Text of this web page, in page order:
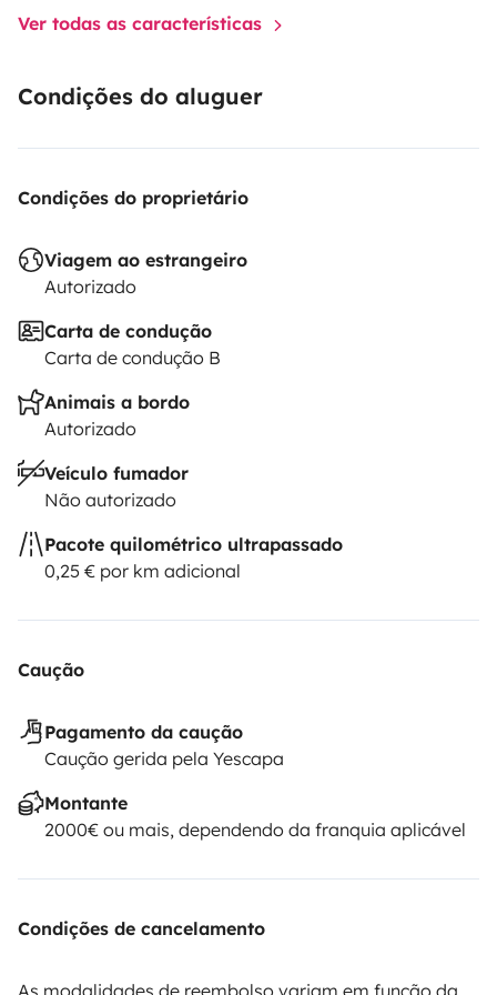
Ver todas as características
Condições do aluguer
Condições do proprietário
Viagem ao estrangeiro
Autorizado
Carta de condução
Carta de condução B
Animais a bordo
Autorizado
Veículo fumador
Não autorizado
Pacote quilométrico ultrapassado
0,25 € por km adicional
Caução
Pagamento da caução
Caução gerida pela Yescapa
Montante
2000€ ou mais, dependendo da franquia aplicável
Condições de cancelamento
As modalidades de reembolso variam em função da